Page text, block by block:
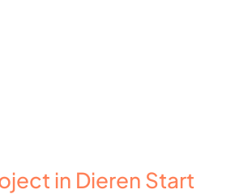
in Dieren Start